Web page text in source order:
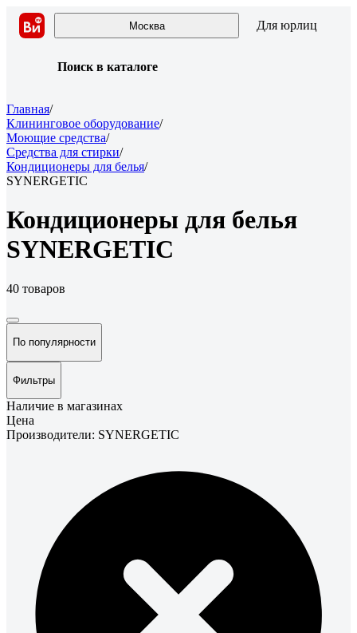
Москва Для юрлиц
Поиск в каталоге
Главная/
Клининговое оборудование/
Моющие средства/
Средства для стирки/
Кондиционеры для белья/
SYNERGETIC
Кондиционеры для белья
SYNERGETIC
40 товаров
По популярности
Фильтры
Наличие в магазинах
Цена
Производители: SYNERGETIC